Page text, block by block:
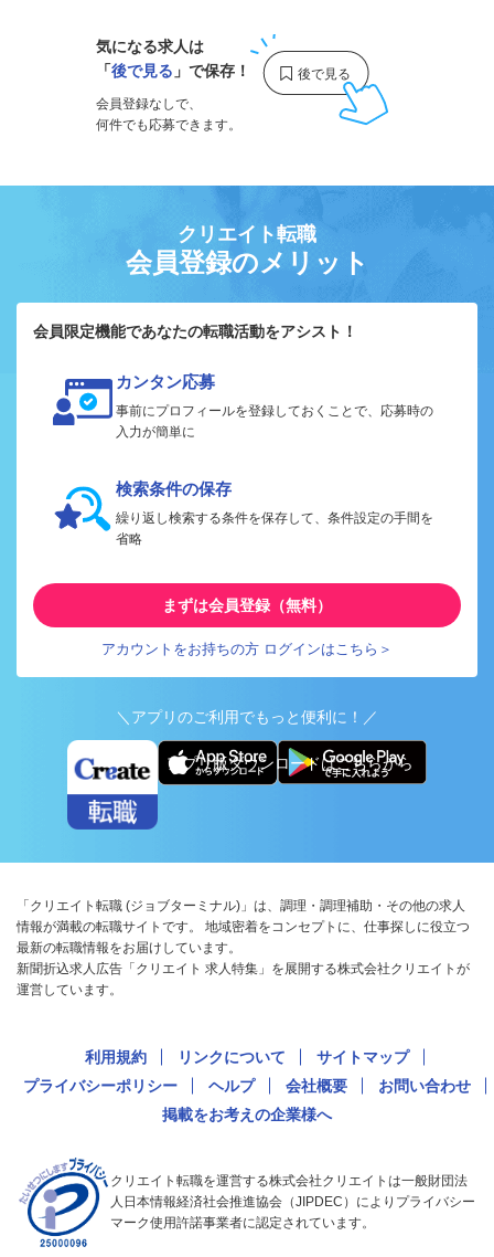
気になる求人は
「後で見る 」で保存！
会員登録なしで、
何件でも応募できます。
クリエイト転職
会員登録のメリット
会員限定機能であなたの転職活動をアシスト！
カンタン応募
事前にプロフィールを登録しておくことで、応募時の
入力が簡単に
検索条件の保存
繰り返し検索する条件を保存して、条件設定の手間を
省略
まずは会員登録（無料）
アカウントをお持ちの方 ログインはこちら＞
＼アプリのご利用でもっと便利に！／
アプリ版ダウンロードはこちらから
「クリエイト転職 (ジョブターミナル)」は、調理・調理補助・その他の求人
情報が満載の転職サイトです。 地域密着をコンセプトに、仕事探しに役立つ
最新の転職情報をお届けしています。
新聞折込求人広告「クリエイト 求人特集」を展開する株式会社クリエイトが
運営しています。
利用規約 リンクについて
サイトマップ
プライバシーポリシー
ヘルプ 会社概要
お問い合わせ
掲載をお考えの企業様へ
クリエイト転職を運営する株式会社クリエイトは一般財団法
人日本情報経済社会推進協会（JIPDEC）によりプライバシー
マーク使用許諾事業者に認定されています。